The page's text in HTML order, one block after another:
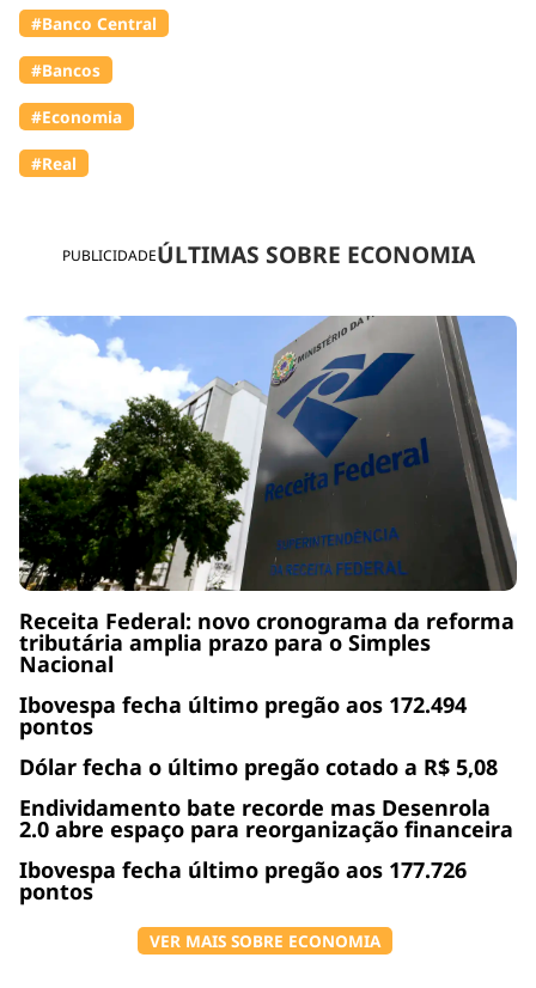
PUBLICIDADEÚLTIMAS SOBRE ECONOMIA
Receita Federal: novo cronograma da reforma
tributária amplia prazo para o Simples
Nacional
Ibovespa fecha último pregão aos 172.494
pontos
Dólar fecha o último pregão cotado a R$ 5,08
Endividamento bate recorde mas Desenrola
2.0 abre espaço para reorganização financeira
Ibovespa fecha último pregão aos 177.726
pontos
VER MAIS SOBRE ECONOMIA
#Banco Central
#Bancos
#Economia
#Real